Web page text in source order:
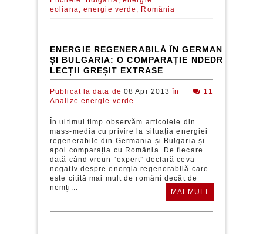
eoliana,
energie verde, România
ENERGIE REGENERABILĂ ÎN GERMANIA,
ȘI BULGARIA: O COMPARAȚIE NDEDREAPTĂ
LECȚII GREȘIT EXTRASE
Publicat la data de 08 Apr 2013 în
Analize energie verde
11
În ultimul timp observăm articolele din
mass-media cu privire la situația energiei
regenerabile din Germania și Bulgaria și
apoi comparația cu România. De fiecare
dată când vreun “expert” declară ceva
negativ despre energia regenerabilă care
este citită mai mult de români decât de
nemți...
MAI MULT